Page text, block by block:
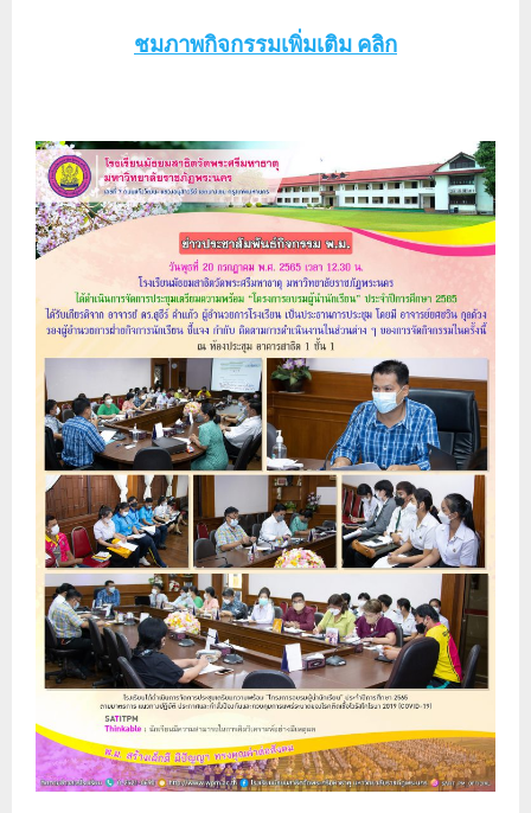
ชมภาพกิจกรรมเพิ่มเติม คลิก